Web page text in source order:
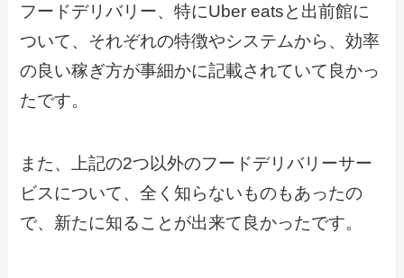
フードデリバリー、特にUber eatsと出前館に
ついて、それぞれの特徴やシステムから、効率
の良い稼ぎ方が事細かに記載されていて良かっ
たです。
また、上記の2つ以外のフードデリバリーサー
ビスについて、全く知らないものもあったの
で、新たに知ることが出来て良かったです。